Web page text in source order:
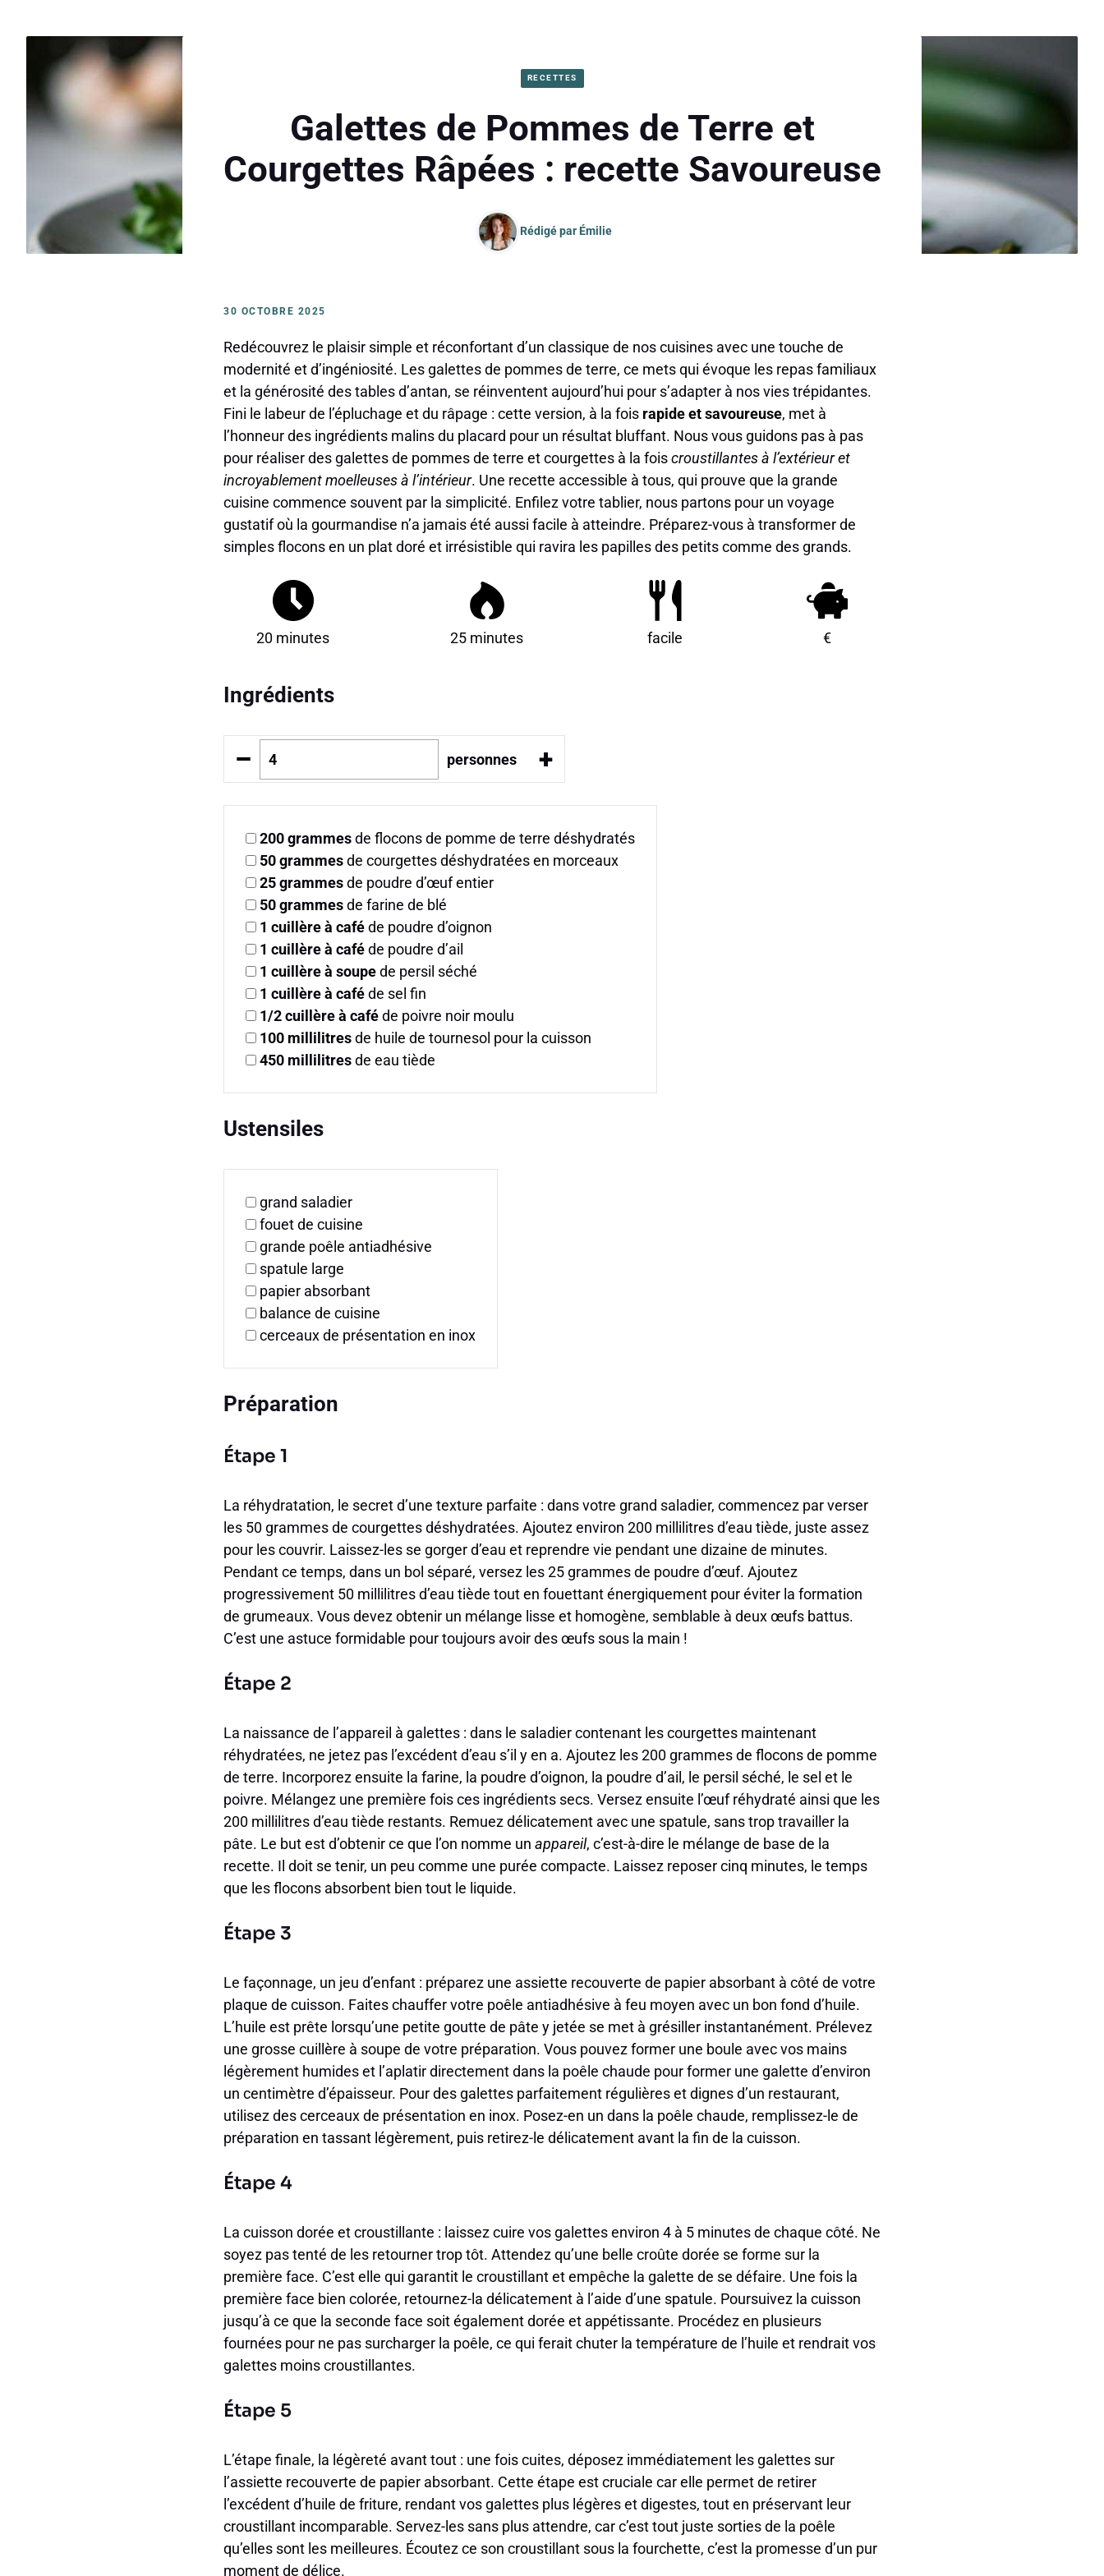
RECETTES
Galettes de Pommes de Terre et
Courgettes Râpées : recette Savoureuse
Rédigé par Émilie
30 OCTOBRE 2025
Redécouvrez le plaisir simple et réconfortant d’un classique de nos cuisines avec une touche de
modernité et d’ingéniosité. Les galettes de pommes de terre, ce mets qui évoque les repas familiaux
et la générosité des tables d’antan, se réinventent aujourd’hui pour s’adapter à nos vies trépidantes.
Fini le labeur de l’épluchage et du râpage : cette version, à la fois rapide et savoureuse, met à
l’honneur des ingrédients malins du placard pour un résultat bluffant. Nous vous guidons pas à pas
pour réaliser des galettes de pommes de terre et courgettes à la foiscroustillantes à l’extérieur et
incroyablement moelleuses à l’intérieur. Une recette accessible à tous, qui prouve que la grande
cuisine commence souvent par la simplicité. Enfilez votre tablier, nous partons pour un voyage
gustatif où la gourmandise n’a jamais été aussi facile à atteindre. Préparez-vous à transformer de
simples flocons en un plat doré et irrésistible qui ravira les papilles des petits comme des grands.
20 minutes 25 minutes facile €
Ingrédients
– personnes +
200grammesde flocons de pomme de terre déshydratés
50grammesde courgettes déshydratées en morceaux
25grammesde poudre d’œuf entier
50grammesde farine de blé
1 cuillère à caféde poudre d’oignon
1 cuillère à caféde poudre d’ail
1 cuillère à soupede persil séché
1 cuillère à caféde sel fin
1/2cuillère à caféde poivre noir moulu
100 millilitresde huile de tournesol pour la cuisson
450 millilitresde eau tiède
Ustensiles
grand saladier
fouet de cuisine
grande poêle antiadhésive
spatule large
papier absorbant
balance de cuisine
cerceaux de présentation en inox
Préparation
Étape 1
La réhydratation, le secret d’une texture parfaite : dans votre grand saladier, commencez par verser
les 50 grammes de courgettes déshydratées. Ajoutez environ 200 millilitres d’eau tiède, juste assez
pour les couvrir. Laissez-les se gorger d’eau et reprendre vie pendant une dizaine de minutes.
Pendant ce temps, dans un bol séparé, versez les 25 grammes de poudre d’œuf. Ajoutez
progressivement 50 millilitres d’eau tiède tout en fouettant énergiquement pour éviter la formation
de grumeaux. Vous devez obtenir un mélange lisse et homogène, semblable à deux œufs battus.
C’est une astuce formidable pour toujours avoir des œufs sous la main !
Étape 2
La naissance de l’appareil à galettes : dans le saladier contenant les courgettes maintenant
réhydratées, ne jetez pas l’excédent d’eau s’il y en a. Ajoutez les 200 grammes de flocons de pomme
de terre. Incorporez ensuite la farine, la poudre d’oignon, la poudre d’ail, le persil séché, le sel et le
poivre. Mélangez une première fois ces ingrédients secs. Versez ensuite l’œuf réhydraté ainsi que les
200 millilitres d’eau tiède restants. Remuez délicatement avec une spatule, sans trop travailler la
pâte. Le but est d’obtenir ce que l’on nomme un appareil, c’est-à-dire le mélange de base de la
recette. Il doit se tenir, un peu comme une purée compacte. Laissez reposer cinq minutes, le temps
que les flocons absorbent bien tout le liquide.
Étape 3
Le façonnage, un jeu d’enfant : préparez une assiette recouverte de papier absorbant à côté de votre
plaque de cuisson. Faites chauffer votre poêle antiadhésive à feu moyen avec un bon fond d’huile.
L’huile est prête lorsqu’une petite goutte de pâte y jetée se met à grésiller instantanément. Prélevez
une grosse cuillère à soupe de votre préparation. Vous pouvez former une boule avec vos mains
légèrement humides et l’aplatir directement dans la poêle chaude pour former une galette d’environ
un centimètre d’épaisseur. Pour des galettes parfaitement régulières et dignes d’un restaurant,
utilisez des cerceaux de présentation en inox. Posez-en un dans la poêle chaude, remplissez-le de
préparation en tassant légèrement, puis retirez-le délicatement avant la fin de la cuisson.
Étape 4
La cuisson dorée et croustillante : laissez cuire vos galettes environ 4 à 5 minutes de chaque côté. Ne
soyez pas tenté de les retourner trop tôt. Attendez qu’une belle croûte dorée se forme sur la
première face. C’est elle qui garantit le croustillant et empêche la galette de se défaire. Une fois la
première face bien colorée, retournez-la délicatement à l’aide d’une spatule. Poursuivez la cuisson
jusqu’à ce que la seconde face soit également dorée et appétissante. Procédez en plusieurs
fournées pour ne pas surcharger la poêle, ce qui ferait chuter la température de l’huile et rendrait vos
galettes moins croustillantes.
Étape 5
L’étape finale, la légèreté avant tout : une fois cuites, déposez immédiatement les galettes sur
l’assiette recouverte de papier absorbant. Cette étape est cruciale car elle permet de retirer
l’excédent d’huile de friture, rendant vos galettes plus légères et digestes, tout en préservant leur
croustillant incomparable. Servez-les sans plus attendre, car c’est tout juste sorties de la poêle
qu’elles sont les meilleures. Écoutez ce son croustillant sous la fourchette, c’est la promesse d’un pur
moment de délice.